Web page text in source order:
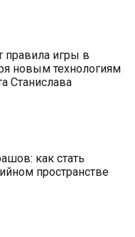
правила игры в
новым технологиям
Станислава
как стать
пространстве